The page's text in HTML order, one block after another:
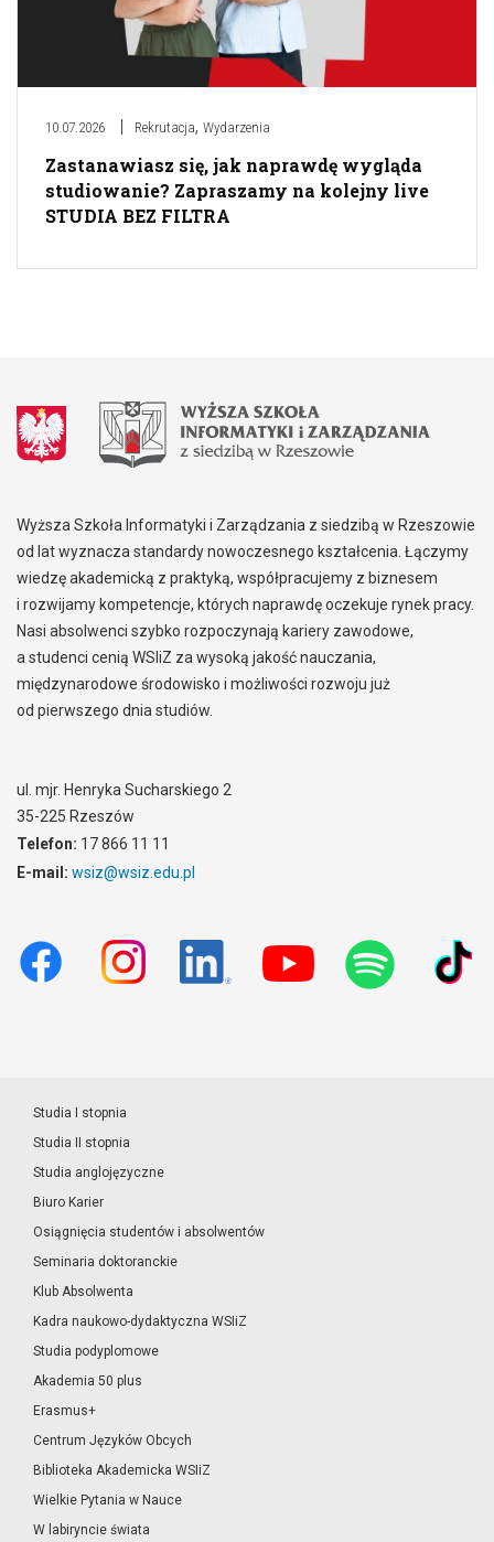
10.07.2026 Rekrutacja, Wydarzenia
Zastanawiasz się, jak naprawdę wygląda
studiowanie? Zapraszamy na kolejny live
STUDIA BEZ FILTRA
Wyższa Szkoła Informatyki i Zarządzania z siedzibą w Rzeszowie
od lat wyznacza standardy nowoczesnego kształcenia. Łączymy
wiedzę akademicką z praktyką, współpracujemy z biznesem
i rozwijamy kompetencje, których naprawdę oczekuje rynek pracy.
Nasi absolwenci szybko rozpoczynają kariery zawodowe,
a studenci cenią WSIiZ za wysoką jakość nauczania,
międzynarodowe środowisko i możliwości rozwoju już
od pierwszego dnia studiów.
ul. mjr. Henryka Sucharskiego 2
35-225 Rzeszów
Telefon: 17 866 11 11
E-mail: wsiz@wsiz.edu.pl
Studia I stopnia
Studia II stopnia
Studia anglojęzyczne
Biuro Karier
Osiągnięcia studentów i absolwentów
Seminaria doktoranckie
Klub Absolwenta
Kadra naukowo-dydaktyczna WSIiZ
Studia podyplomowe
Akademia 50 plus
Erasmus+
Centrum Języków Obcych
Biblioteka Akademicka WSIiZ
Wielkie Pytania w Nauce
W labiryncie świata